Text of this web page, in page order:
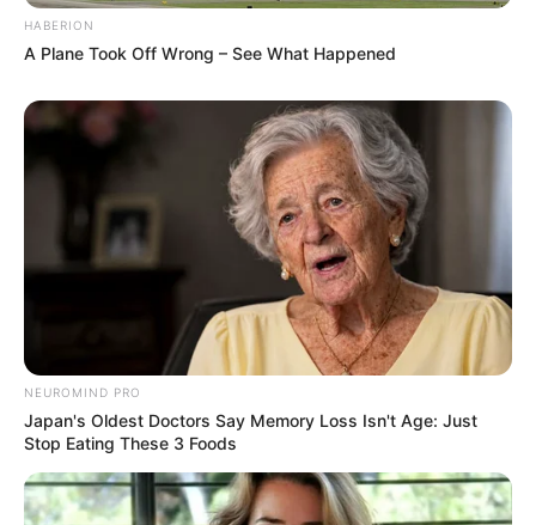
HABERION
A Plane Took Off Wrong – See What Happened
NEUROMIND PRO
Japan's Oldest Doctors Say Memory Loss Isn't Age: Just
Stop Eating These 3 Foods